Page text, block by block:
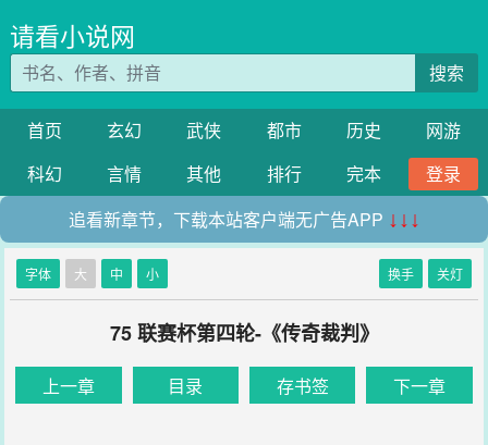
请看小说网
搜索
首页 玄幻 武侠 都市 历史
网游
科幻
言情 其他 排行 完本
登录
追看新章节，下载本站客户端无广告APP ↓↓↓
字体 大 中 小 换手 关灯
75 联赛杯第四轮-《传奇裁判》
上一章 目录 存书签 下一章